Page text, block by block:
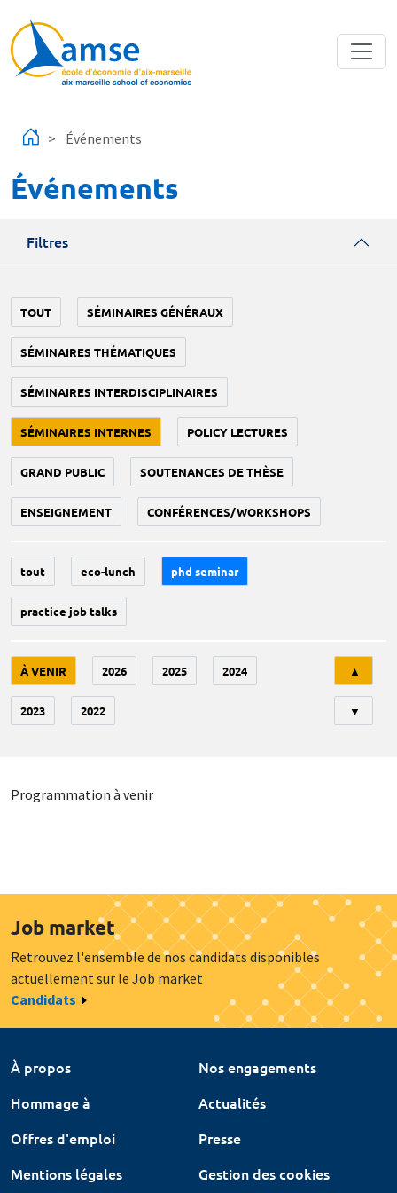
Événements
Événements
Filtres
TOUT SÉMINAIRES GÉNÉRAUX
SÉMINAIRES THÉMATIQUES
SÉMINAIRES INTERDISCIPLINAIRES
SÉMINAIRES INTERNES POLICY LECTURES
GRAND PUBLIC SOUTENANCES DE THÈSE
ENSEIGNEMENT CONFÉRENCES/WORKSHOPS
tout eco-lunch phd seminar
practice job talks
À VENIR 2026 2025 2024
2023 2022
▲
▼
Programmation à venir
Job market
Retrouvez l'ensemble de nos candidats disponibles
actuellement sur le Job market
Candidats
À propos
Nos engagements
Hommage à
Actualités
Offres d'emploi
Presse
Mentions légales
Gestion des cookies